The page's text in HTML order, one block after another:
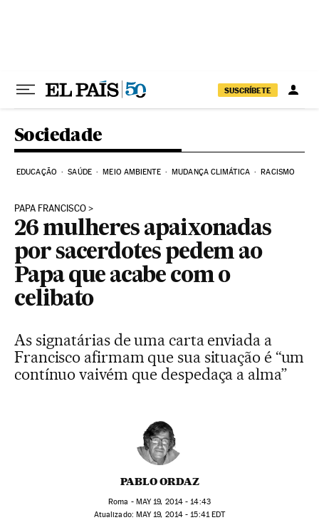
SUSCRÍBETE
Sociedade
EDUCAÇÃO SAÚDE MEIO AMBIENTE MUDANÇA CLIMÁTICA RACISMO
PAPA FRANCISCO
26 mulheres apaixonadas
por sacerdotes pedem ao
Papa que acabe com o
celibato
As signatárias de uma carta enviada a
Francisco afirmam que sua situação é “um
contínuo vaivém que despedaça a alma”
PABLO ORDAZ
Roma - MAY19, 2014 - 14:43
atualizado: MAY19, 2014 - 15:41EDT